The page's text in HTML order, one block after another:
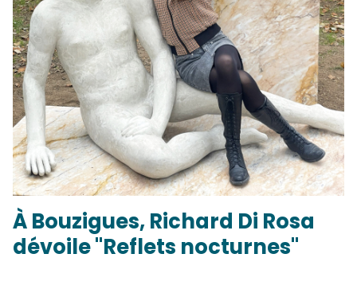
À Bouzigues, Richard Di Rosa
dévoile "Reflets nocturnes"